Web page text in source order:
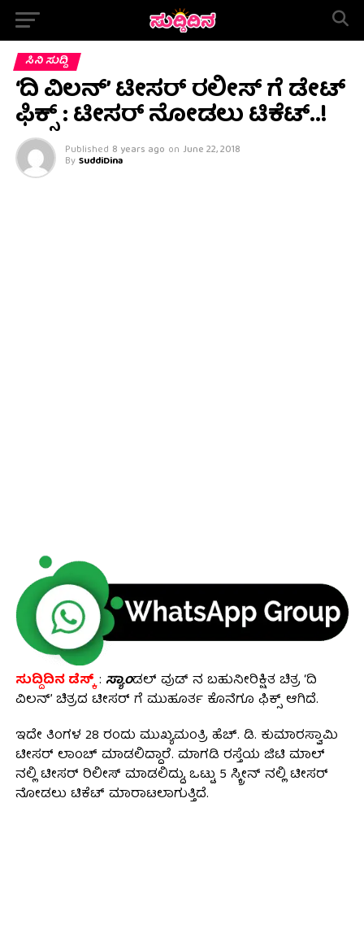
ಸಿನಿ ಸುದ್ದಿ
‘ದಿ ವಿಲನ್’ ಟೀಸರ್ ರಲೀಸ್ ಗೆ ಡೇಟ್
ಫಿಕ್ಸ್ : ಟೀಸರ್ ನೋಡಲು ಟಿಕೆಟ್..!
Published 8 years ago on June 22, 2018
By SuddiDina
ಸುದ್ದಿದಿನ ಡೆಸ್ಕ್: ಸ್ಯಾಂಡಲ್ ವುಡ್ ನ ಬಹುನೀರಿಕ್ಷಿತ ಚಿತ್ರ ‘ದಿ
ವಿಲನ್’ ಚಿತ್ರದ ಟೀಸರ್ ಗೆ ಮುಹೂರ್ತ ಕೊನೆಗೂ ಫಿಕ್ಸ್ ಆಗಿದೆ.
ಇದೇ ತಿಂಗಳ 28 ರಂದು ಮುಖ್ಯಮಂತ್ರಿ ಹೆಚ್. ಡಿ. ಕುಮಾರಸ್ವಾಮಿ
ಟೀಸರ್ ಲಾಂಚ್ ಮಾಡಲಿದ್ದಾರೆ. ಮಾಗಡಿ ರಸ್ತೆಯ ಜಿಟಿ ಮಾಲ್
ನಲ್ಲಿ ಟೀಸರ್ ರಿಲೀಸ್ ಮಾಡಲಿದ್ದು, ಒಟ್ಟು 5 ಸ್ಕ್ರೀನ್ ನಲ್ಲಿ ಟೀಸರ್
ನೋಡಲು ಟಿಕೆಟ್ ಮಾರಾಟಲಾಗುತ್ತಿದೆ.